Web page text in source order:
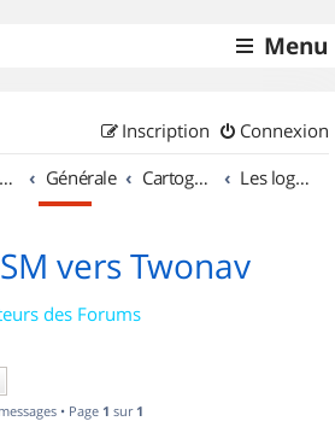
Menu
Connexion
Inscription
Accueil forum Générale Cartographie et GPS Les logiciels
vers Twonav
des Forums
• Page 1 sur 1